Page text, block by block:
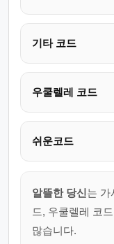
기타 코드
우쿨렐레 코드
쉬운코드
알뜰한 당신는 가
드, 우쿨렐레 코
많습니다.